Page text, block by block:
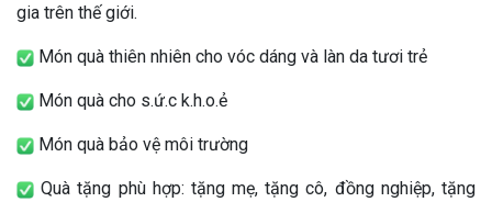
gia trên thế giới.
Món quà thiên nhiên cho vóc dáng và làn da tươi trẻ
Món quà cho s.ứ.c k.h.o.ẻ
Món quà bảo vệ môi trường
Quà tặng phù hợp: tặng mẹ, tặng cô, đồng nghiệp, tặng